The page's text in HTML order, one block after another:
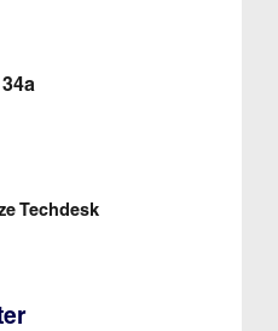
Techdesk